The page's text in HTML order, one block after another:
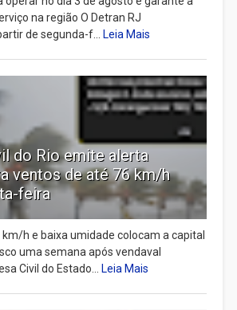
na região O Detran RJ
de segunda-f... Leia Mais
do Rio emite alerta
ventos de até 76 km/h
feira
h e baixa umidade colocam a capital
uma semana após vendaval
Civil do Estado... Leia Mais